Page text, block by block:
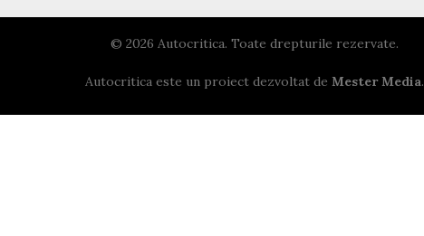
© 2026 Autocritica. Toate drepturile rezervate.
Autocritica este un proiect dezvoltat de Mester Media.